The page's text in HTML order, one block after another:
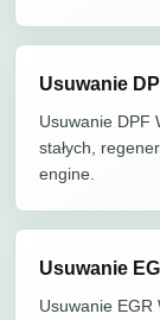
Usuwanie
Usuwanie DPF
stałych,
engine.
Usuwanie
Usuwanie EGR